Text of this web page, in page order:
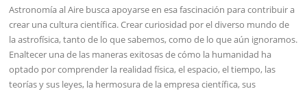
Astronomía al Aire busca apoyarse en esa fascinación para contribuir a
crear una cultura científica. Crear curiosidad por el diverso mundo de
la astrofísica, tanto de lo que sabemos, como de lo que aún ignoramos.
Enaltecer una de las maneras exitosas de cómo la humanidad ha
optado por comprender la realidad física, el espacio, el tiempo, las
teorías y sus leyes, la hermosura de la empresa científica, sus